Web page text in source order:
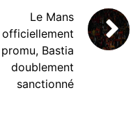
Le Mans
officiellement
promu, Bastia
doublement
sanctionné